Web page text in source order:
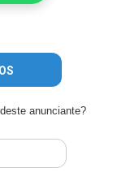
anunciante?